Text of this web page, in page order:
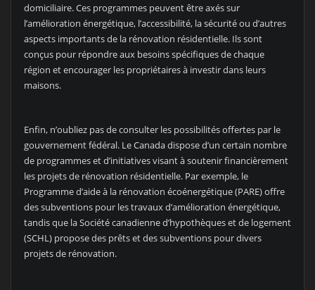
domiciliaire. Ces programmes peuvent être axés sur
l’amélioration énergétique, l’accessibilité, la sécurité ou d’autres
aspects importants de la rénovation résidentielle. Ils sont
conçus pour répondre aux besoins spécifiques de chaque
région et encourager les propriétaires à investir dans leurs
maisons.
Enfin, n’oubliez pas de consulter les possibilités offertes par le
gouvernement fédéral. Le Canada dispose d’un certain nombre
de programmes et d’initiatives visant à soutenir financièrement
les projets de rénovation résidentielle. Par exemple, le
Programme d’aide à la rénovation écoénergétique (PARE) offre
des subventions pour les travaux d’amélioration énergétique,
tandis que la Société canadienne d’hypothèques et de logement
(SCHL) propose des prêts et des subventions pour divers
projets de rénovation.